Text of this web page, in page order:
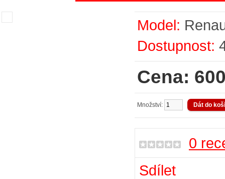
Model:
Dostupnost:
Cena:
Množství:
0
Sdílet